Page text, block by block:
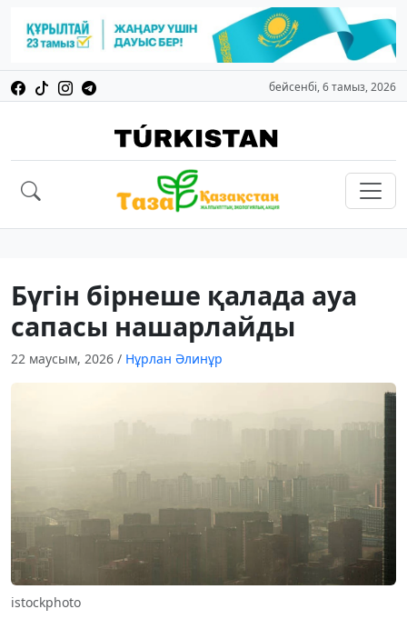
бейсенбі, 6 тамыз, 2026
Бүгін бірнеше қалада ауа
сапасы нашарлайды
22 маусым, 2026 / Нұрлан Әлинұр
istockphoto